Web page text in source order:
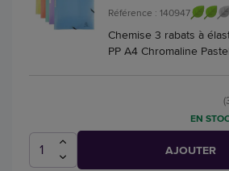
Référence : 140947
Chemise 3 rabats à
PP A4 Chromaline Pastel
EN
AJOUTER